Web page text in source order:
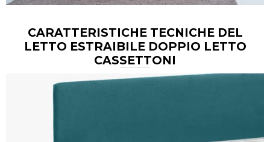
CARATTERISTICHE TECNICHE DEL
LETTO ESTRAIBILE DOPPIO LETTO
CASSETTONI